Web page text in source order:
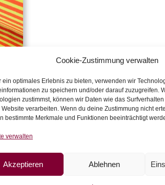
Cookie-Zustimmung verwalten
ein optimales Erlebnis zu bieten, verwenden wir
zu speichern und/oder darauf zuzugreifen.
zustimmst, können wir Daten wie das
verarbeiten. Wenn du deine Zustimmung nicht
bestimmte Merkmale und Funktionen beeinträchtigt
verwalten
Akzeptieren Ablehnen